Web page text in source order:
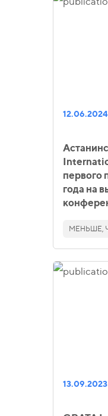
12.06.2024
первого
года на
МЕНЬШЕ,
13.09.2023